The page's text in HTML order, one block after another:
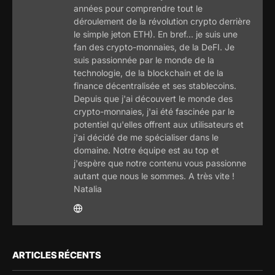
années pour comprendre tout le
déroulement de la révolution crypto derrière
le simple jeton ETH). En bref... je suis une
fan des crypto-monnaies, de la DeFI. Je
suis passionnée par le monde de la
technologie, de la blockchain et de la
finance décentralisée et ses stablecoins.
Depuis que j'ai découvert le monde des
crypto-monnaies, j'ai été fascinée par le
potentiel qu'elles offrent aux utilisateurs et
j'ai décidé de me spécialiser dans le
domaine. Notre équipe est au top et
j'espère que notre contenu vous passionne
autant que nous le sommes. A très vite !
Natalia
ARTICLES RÉCENTS